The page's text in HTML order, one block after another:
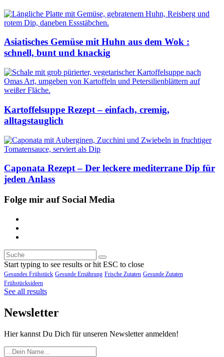
Asiatisches Gemüse mit Huhn aus dem Wok :
schnell, bunt und knackig
Kartoffelsuppe Rezept – einfach, cremig,
alltagstauglich
Caponata Rezept – Der leckere mediterrane Dip für
jeden Anlass
Folge mir auf Social Media
Start typing to see results or hit ESC to close
Gesundes Frühstück Gesunde Ernährung Frische Zutaten Gesunde Zutaten
Frühstücksideen
See all results
Newsletter
Hier kannst Du Dich für unseren Newsletter anmelden!